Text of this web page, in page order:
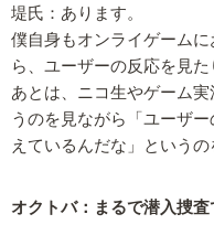
堤氏：あります。
僕自身もオンライゲーム
ら、ユーザーの反応を見た
あとは、ニコ生やゲーム
うのを見ながら「ユーザ
えているんだな」というの
オクトバ：まるで潜入捜査